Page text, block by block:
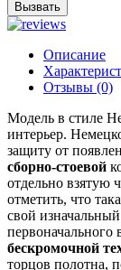
Вызвать
Описание
Отзывы (0)
Модель в стиле
интерьер.
защиту от
сборно-стоевой
отдельно взятую
отметить, что
свой
первоначального
бескромочной
торцов полотна,